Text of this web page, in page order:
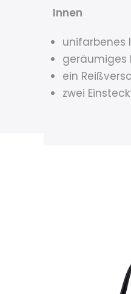
Innen
unifarbenes
geräumiges
ein
zwei